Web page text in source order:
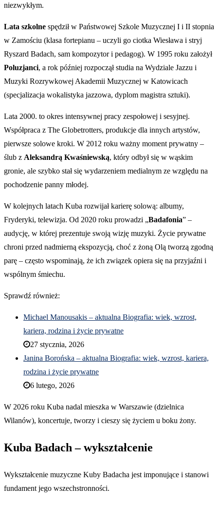
niezwykłym.
Lata szkolne spędził w Państwowej Szkole Muzycznej I i II stopnia
w Zamościu (klasa fortepianu – uczyli go ciotka Wiesława i stryj
Ryszard Badach, sam kompozytor i pedagog). W 1995 roku założył
Poluzjanci, a rok później rozpoczął studia na Wydziale Jazzu i
Muzyki Rozrywkowej Akademii Muzycznej w Katowicach
(specjalizacja wokalistyka jazzowa, dyplom magistra sztuki).
Lata 2000. to okres intensywnej pracy zespołowej i sesyjnej.
Współpraca z The Globetrotters, produkcje dla innych artystów,
pierwsze solowe kroki. W 2012 roku ważny moment prywatny –
ślub z Aleksandrą Kwaśniewską, który odbył się w wąskim
gronie, ale szybko stał się wydarzeniem medialnym ze względu na
pochodzenie panny młodej.
W kolejnych latach Kuba rozwijał karierę solową: albumy,
Fryderyki, telewizja. Od 2020 roku prowadzi „Badafonia” –
audycję, w której prezentuje swoją wizję muzyki. Życie prywatne
chroni przed nadmierną ekspozycją, choć z żoną Olą tworzą zgodną
parę – często wspominają, że ich związek opiera się na przyjaźni i
wspólnym śmiechu.
Sprawdź również:
Michael Manousakis – aktualna Biografia: wiek, wzrost,
kariera, rodzina i życie prywatne
27 stycznia, 2026
Janina Borońska – aktualna Biografia: wiek, wzrost, kariera,
rodzina i życie prywatne
6 lutego, 2026
W 2026 roku Kuba nadal mieszka w Warszawie (dzielnica
Wilanów), koncertuje, tworzy i cieszy się życiem u boku żony.
Kuba Badach – wykształcenie
Wykształcenie muzyczne Kuby Badacha jest imponujące i stanowi
fundament jego wszechstronności.